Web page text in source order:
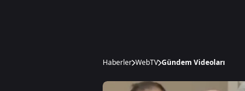
Haberler WebTV Gündem Videoları